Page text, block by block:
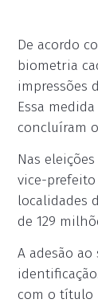
De acordo
biometria
impressões
Essa
concluíram
Nas
vice-
localidades
de 129
A adesão
com o título